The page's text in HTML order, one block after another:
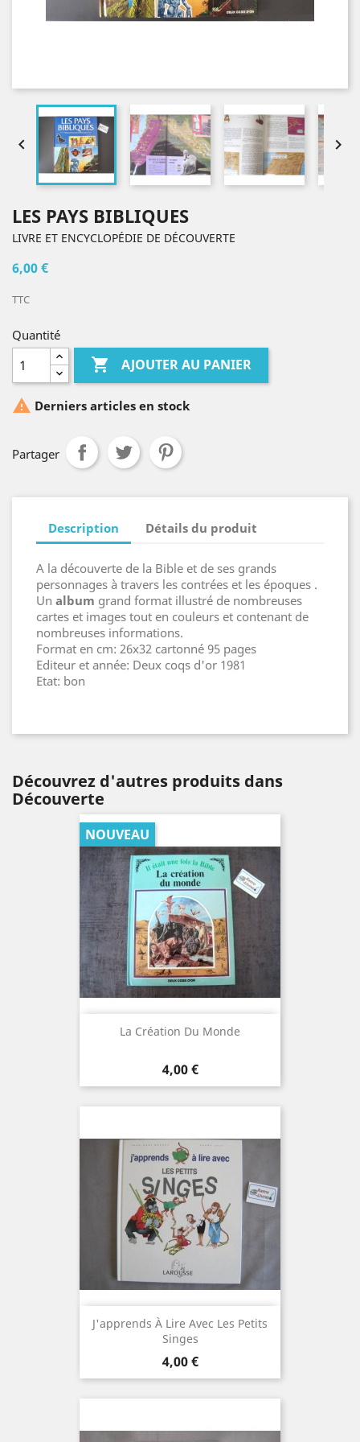
 
LES PAYS BIBLIQUES
LIVRE ET ENCYCLOPÉDIE DE DÉCOUVERTE
6,00 €
TTC
Quantité
 AJOUTER AU PANIER
 Derniers articles en stock
Partager
Description Détails du produit
A la découverte de la Bible et de ses grands
personnages à travers les contrées et les époques .
Un album grand format illustré de nombreuses
cartes et images tout en couleurs et contenant de
nombreuses informations.
Format en cm: 26x32 cartonné 95 pages
Editeur et année: Deux coqs d'or 1981
Etat: bon
Découvrez d'autres produits dans
Découverte
La Création Du Monde
Prix
4,00 €
NOUVEAU
J'apprends À Lire Avec Les Petits
Singes
Prix
4,00 €